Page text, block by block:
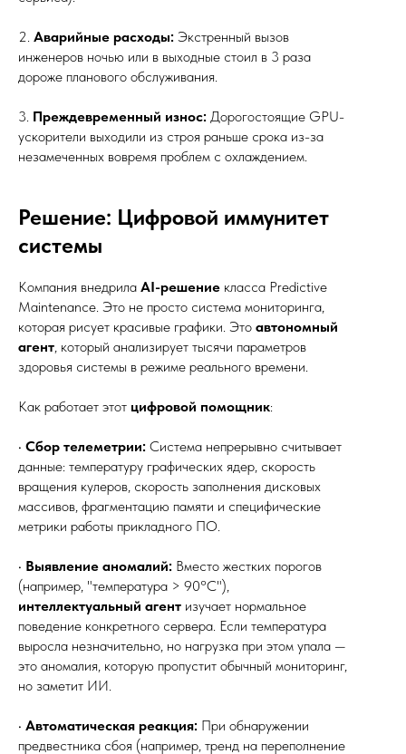
2. Аварийные расходы: Экстренный вызов
инженеров ночью или в выходные стоил в 3 раза
дороже планового обслуживания.
3. Преждевременный износ: Дорогостоящие GPU-
ускорители выходили из строя раньше срока из-за
незамеченных вовремя проблем с охлаждением.
Решение: Цифровой иммунитет
системы
Компания внедрила AI-решение класса Predictive
Maintenance. Это не просто система мониторинга,
которая рисует красивые графики. Это автономный
агент, который анализирует тысячи параметров
здоровья системы в режиме реального времени.
Как работает этот цифровой помощник:
• Сбор телеметрии: Система непрерывно считывает
данные: температуру графических ядер, скорость
вращения кулеров, скорость заполнения дисковых
массивов, фрагментацию памяти и специфические
метрики работы прикладного ПО.
• Выявление аномалий: Вместо жестких порогов
(например, "температура > 90°C"),
интеллектуальный агент изучает нормальное
поведение конкретного сервера. Если температура
выросла незначительно, но нагрузка при этом упала —
это аномалия, которую пропустит обычный мониторинг,
но заметит ИИ.
• Автоматическая реакция: При обнаружении
предвестника сбоя (например, тренд на переполнение